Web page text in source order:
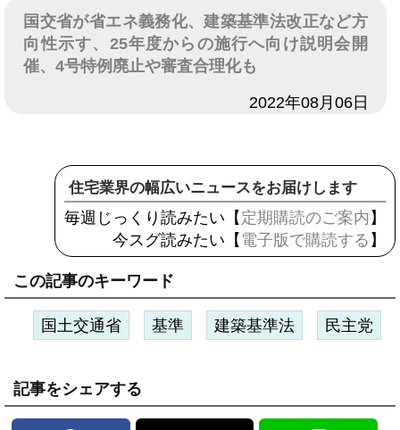
国交省が省エネ義務化、建築基準法改正など方
向性示す、25年度からの施行へ向け説明会開
催、4号特例廃止や審査合理化も
2022年08月06日
住宅業界の幅広いニュースをお届けします
毎週じっくり読みたい【 定期購読のご案内 】
今スグ読みたい【 電子版で購読する 】
この記事のキーワード
国土交通省 基準 建築基準法 民主党
記事をシェアする